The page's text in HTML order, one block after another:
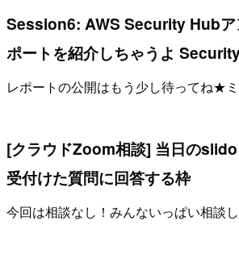
Session6: AWS Security Hubア
ポートを紹介しちゃうよ
レポートの公開はもう少し待ってね★ミ
[クラウドZoom相談] 当日の
受付けた質問に回答する枠
今回は相談なし！みんないっぱい相談し